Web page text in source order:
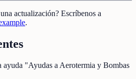
actualización? Escríbenos a
.
ayuda "Ayudas a Aerotermia y Bombas